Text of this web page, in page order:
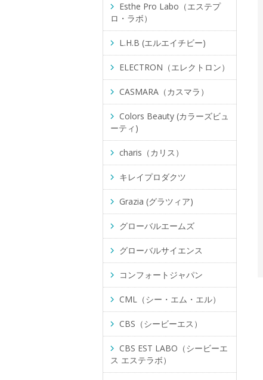
Esthe Pro Labo（エステプ
ロ・ラボ）
L.H.B (エルエイチビー)
ELECTRON（エレクトロン）
CASMARA（カスマラ）
Colors Beauty (カラーズビュ
ーティ)
charis（カリス）
キレイプロダクツ
Grazia (グラツィア)
グローバルエームズ
グローバルサイエンス
コンフォートジャパン
CML（シー・エム・エル）
CBS（シービーエス）
CBS EST LABO（シービーエ
ス エステラボ）